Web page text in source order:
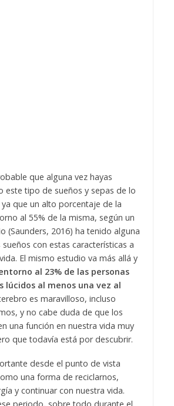
que alguna vez hayas
este tipo de sueños y sepas de lo
que un alto porcentaje de la
al 55% de la misma, según un
(Saunders, 2016) ha tenido alguna
con estas características a
El mismo estudio va más allá y
al 23% de las personas
lúcidos al menos una vez al
es maravilloso, incluso
y no cabe duda de que los
una función en nuestra vida muy
que todavía está por descubrir.
desde el punto de vista
una forma de reciclarnos,
y continuar con nuestra vida.
periodo, sobre todo durante el